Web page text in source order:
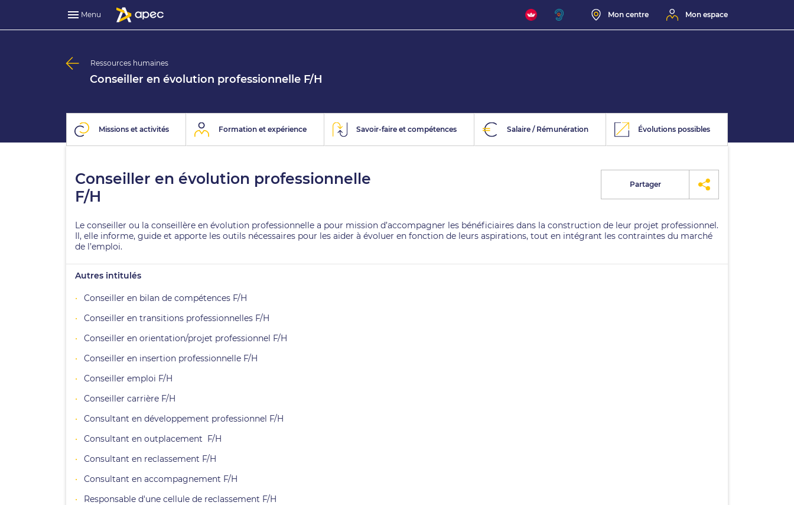
Menu Mon centre Mon espace
Ressources humaines
Conseiller en évolution professionnelle F/H
Missions et activités Formation et expérience Savoir-faire et compétences Salaire / Rémunération Évolutions possibles
Conseiller en évolution professionnelle
F/H
Partager
Le conseiller ou la conseillère en évolution professionnelle a pour mission d’accompagner les bénéficiaires dans la construction de leur projet professionnel.
Il, elle informe, guide et apporte les outils nécessaires pour les aider à évoluer en fonction de leurs aspirations, tout en intégrant les contraintes du marché
de l’emploi.
Autres intitulés
Conseiller en bilan de compétences F/H
Conseiller en transitions professionnelles F/H
Conseiller en orientation/projet professionnel F/H
Conseiller en insertion professionnelle F/H
Conseiller emploi F/H
Conseiller carrière F/H
Consultant en développement professionnel F/H
Consultant en outplacement F/H
Consultant en reclassement F/H
Consultant en accompagnement F/H
Responsable d'une cellule de reclassement F/H